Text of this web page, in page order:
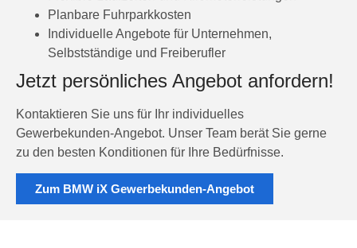
Planbare Fuhrparkkosten
Individuelle Angebote für Unternehmen,
Selbstständige und Freiberufler
Jetzt persönliches Angebot anfordern!
Kontaktieren Sie uns für Ihr individuelles
Gewerbekunden-Angebot. Unser Team berät Sie gerne
zu den besten Konditionen für Ihre Bedürfnisse.
Zum BMW iX Gewerbekunden-Angebot